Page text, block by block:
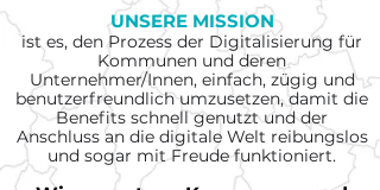
UNSERE MISSION
ist es, den Prozess der Digitalisierung für
Kommunen und deren
Unternehmer/Innen,einfach, zügig und
benutzerfreundlich umzusetzen, damit die
Benefits schnell genutzt und der
Anschluss an die digitale Welt reibungslos
und sogar mit Freude funktioniert.